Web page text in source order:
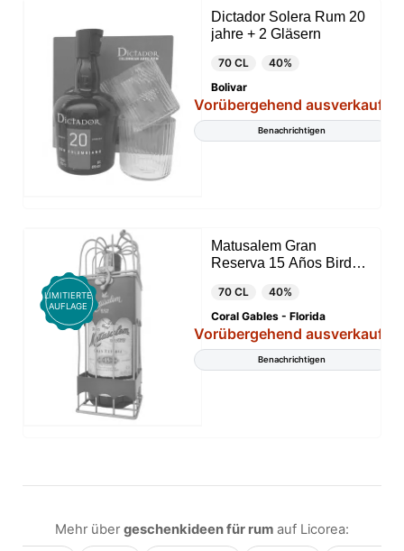
Dictador Solera Rum 20
jahre + 2 Gläsern
70 CL
40%
Bolivar
Vorübergehend ausverkauft
Benachrichtigen
LIMITIERTE
AUFLAGE
Matusalem Gran
Reserva 15 Años Bird
Republik)
70 CL
40%
Coral Gables - Florida
Vorübergehend ausverkauft
Benachrichtigen
Mehr über geschenkideen für rum auf Licorea: